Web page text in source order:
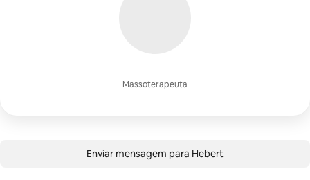
Massoterapeuta
Enviar mensagem para Hebert